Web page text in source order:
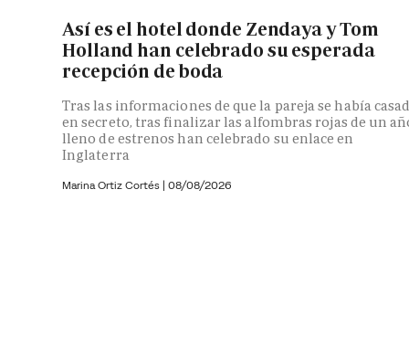
Así es el hotel donde Zendaya y Tom
Holland han celebrado su esperada
recepción de boda
Tras las informaciones de que la pareja se había
en secreto, tras finalizar las alfombras rojas de un
lleno de estrenos han celebrado su enlace en
Inglaterra
Marina Ortiz Cortés | 08/08/2026